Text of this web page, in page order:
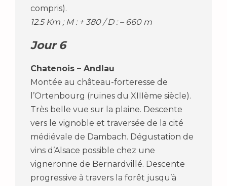
compris).
12.5 Km ; M : + 380 / D : – 660 m
Jour 6
Chatenois – Andlau
Montée au château-forteresse de
l’Ortenbourg (ruines du XIIIème siècle).
Très belle vue sur la plaine. Descente
vers le vignoble et traversée de la cité
médiévale de Dambach. Dégustation de
vins d’Alsace possible chez une
vigneronne de Bernardvillé. Descente
progressive à travers la forêt jusqu’à